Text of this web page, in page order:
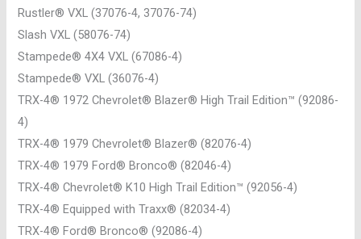
Rustler® VXL (37076-4, 37076-74)
Slash VXL (58076-74)
Stampede® 4X4 VXL (67086-4)
Stampede® VXL (36076-4)
TRX-4® 1972 Chevrolet® Blazer® High Trail Edition™ (92086-
4)
TRX-4® 1979 Chevrolet® Blazer® (82076-4)
TRX-4® 1979 Ford® Bronco® (82046-4)
TRX-4® Chevrolet® K10 High Trail Edition™ (92056-4)
TRX-4® Equipped with Traxx® (82034-4)
TRX-4® Ford® Bronco® (92086-4)